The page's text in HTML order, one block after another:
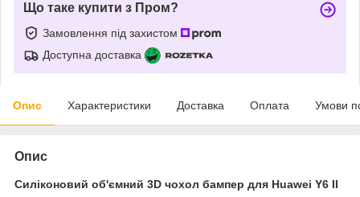
Що таке купити з Пром?
Замовлення під захистом
Доступна доставка
Опис Характеристики Доставка Оплата Умови
Опис
Силіконовий об'ємний 3D чохол бампер для Huawei Y6 II